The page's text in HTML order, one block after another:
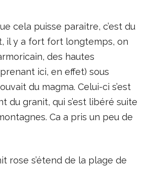
cela puisse paraitre, c’est du
il y a fort fort longtemps, on
des hautes
ici, en effet) sous
du magma. Celui-ci s’est
du granit, qui s’est libéré suite
Ca a pris un peu de
rose s’étend de la plage de